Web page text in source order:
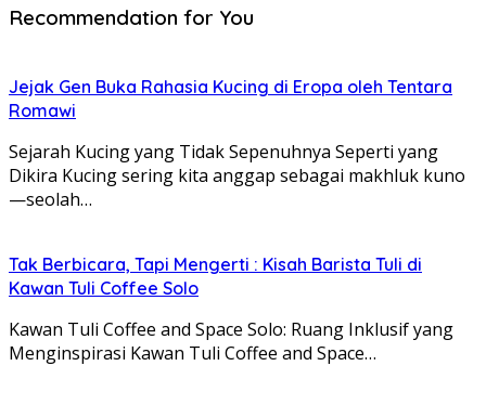
Recommendation for You
Jejak Gen Buka Rahasia Kucing di Eropa oleh Tentara
Romawi
Sejarah Kucing yang Tidak Sepenuhnya Seperti yang
Dikira Kucing sering kita anggap sebagai makhluk kuno
—seolah…
Tak Berbicara, Tapi Mengerti : Kisah Barista Tuli di
Kawan Tuli Coffee Solo
Kawan Tuli Coffee and Space Solo: Ruang Inklusif yang
Menginspirasi Kawan Tuli Coffee and Space…